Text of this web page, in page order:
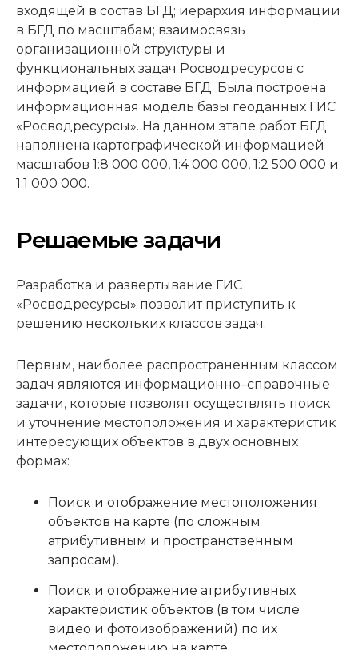
входящей в состав БГД; иерархия информации
в БГД по масштабам; взаимосвязь
организационной структуры и
функциональных задач Росводресурсов с
информацией в составе БГД. Была построена
информационная модель базы геоданных ГИС
«Росводресурсы». На данном этапе работ БГД
наполнена картографической информацией
масштабов 1:8 000 000, 1:4 000 000, 1:2 500 000 и
1:1 000 000.
Решаемые задачи
Разработка и развертывание ГИС
«Росводресурсы» позволит приступить к
решению нескольких классов задач.
Первым, наиболее распространенным классом
задач являются информационно–справочные
задачи, которые позволят осуществлять поиск
и уточнение местоположения и характеристик
интересующих объектов в двух основных
формах:
Поиск и отображение местоположения
объектов на карте (по сложным
атрибутивным и пространственным
запросам).
Поиск и отображение атрибутивных
характеристик объектов (в том числе
видео и фотоизображений) по их